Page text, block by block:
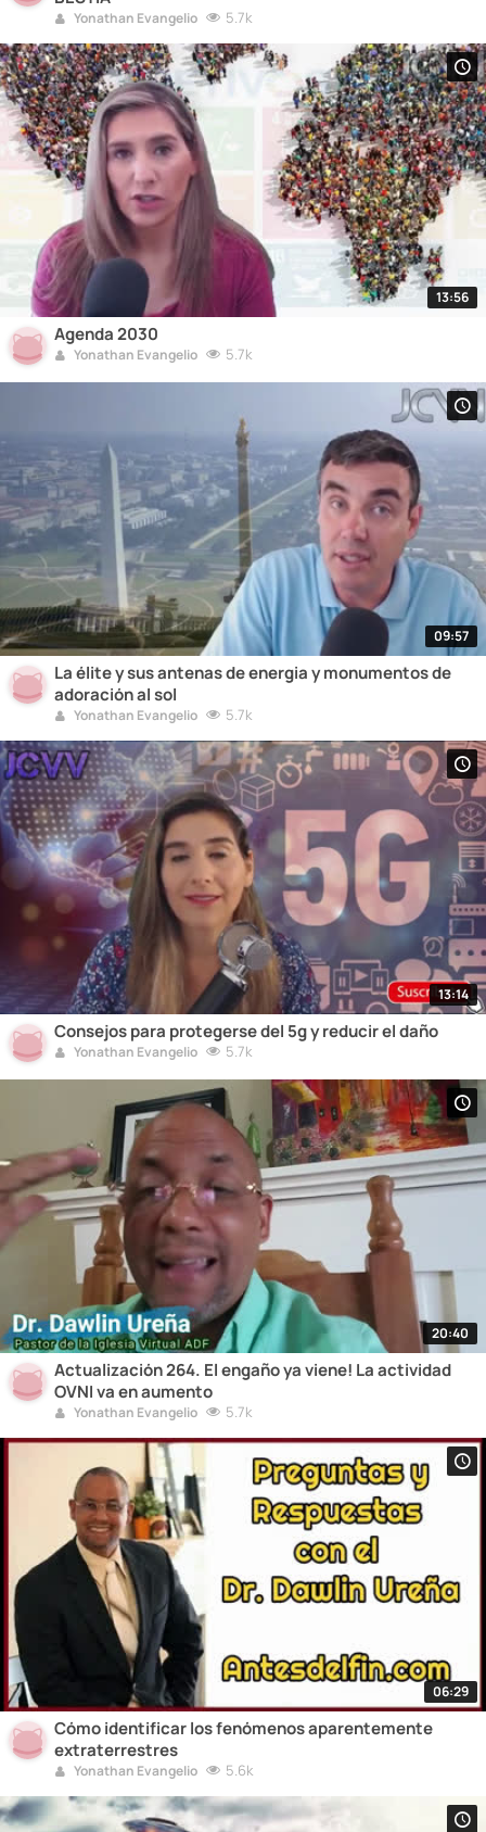
Yonathan Evangelio 5.7k
13:56
Agenda 2030
Yonathan Evangelio 5.7k
09:57
La élite y sus antenas de energia y monumentos de
adoración al sol
Yonathan Evangelio 5.7k
13:14
Consejos para protegerse del 5g y reducir el daño
Yonathan Evangelio 5.7k
20:40
Actualización 264. El engaño ya viene! La actividad
OVNI va en aumento
Yonathan Evangelio 5.7k
06:29
Cómo identificar los fenómenos aparentemente
extraterrestres
Yonathan Evangelio 5.6k